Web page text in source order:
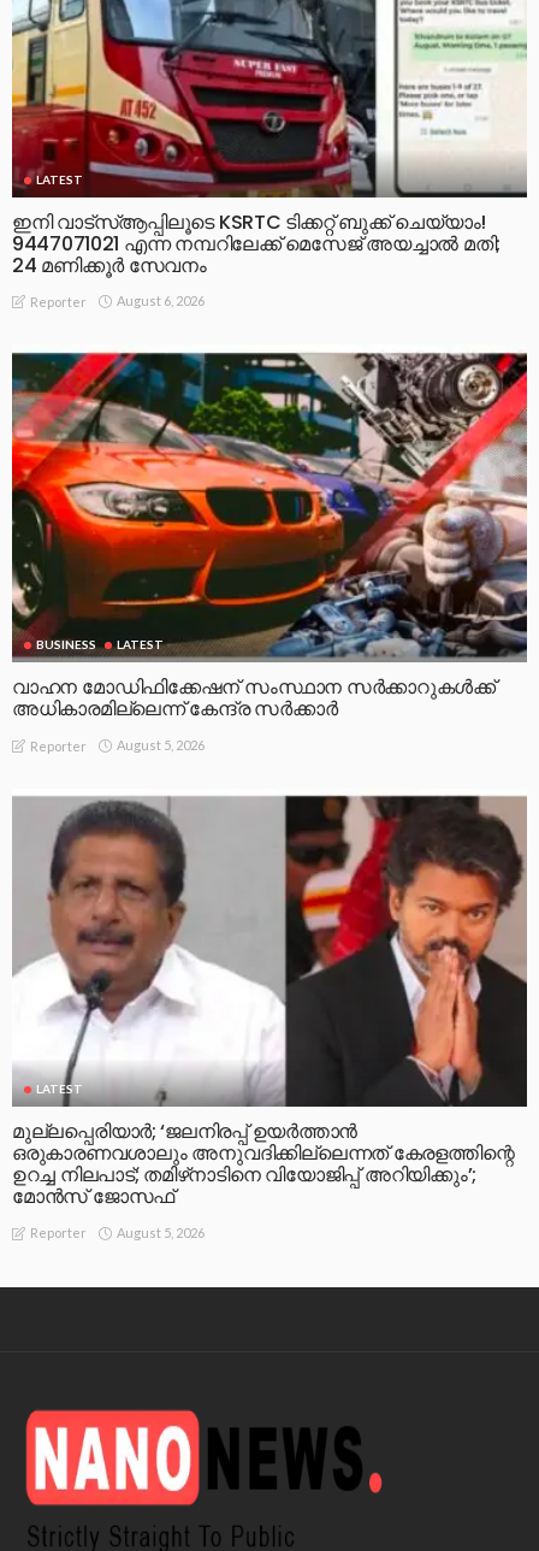
LATEST
ഇനി വാട്‌സ്ആപ്പിലൂടെ KSRTC ടിക്കറ്റ് ബുക്ക് ചെയ്യാം!
9447071021 എന്ന നമ്പറിലേക്ക് മെസേജ് അയച്ചാൽ മതി;
24 മണിക്കൂർ സേവനം
Reporter August 6, 2026
BUSINESS LATEST
വാഹന മോഡിഫിക്കേഷന് സംസ്ഥാന സർക്കാറുകൾക്ക്
അധികാരമില്ലെന്ന് കേന്ദ്ര സർക്കാർ
Reporter August 5, 2026
LATEST
മുല്ലപ്പെരിയാര്‍; ‘ജലനിരപ്പ് ഉയര്‍ത്താന്‍
ഒരുകാരണവശാലും അനുവദിക്കില്ലെന്നത് കേരളത്തിന്റെ
ഉറച്ച നിലപാട്; തമിഴ്‌നാടിനെ വിയോജിപ്പ് അറിയിക്കും’;
മോന്‍സ് ജോസഫ്
Reporter August 5, 2026